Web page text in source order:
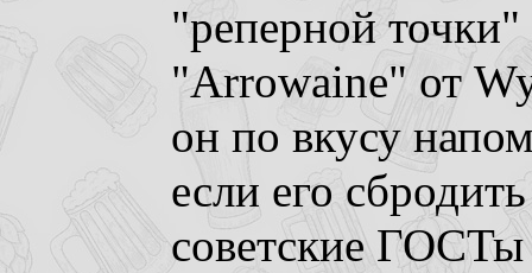
"реперной
"Arrowaine" от
он по вкусу
если его
советские ГОСТы